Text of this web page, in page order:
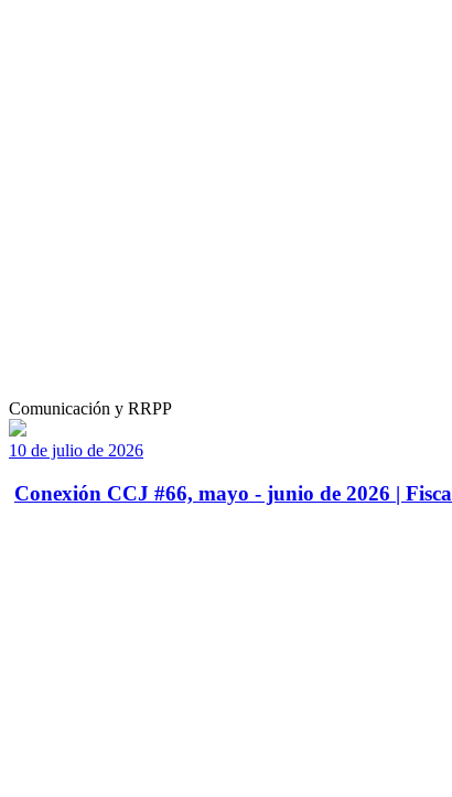
Comunicación y RRPP
10 de julio de 2026
Conexión CCJ #66, mayo - junio de 2026 |